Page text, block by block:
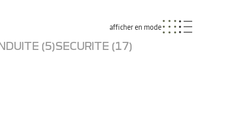
afficher en mode
(5)SECURITE (17)